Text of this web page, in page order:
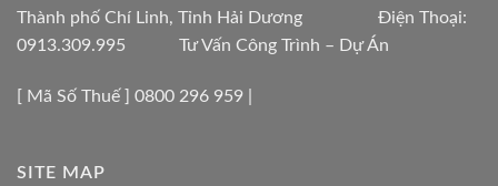
Thành phố Chí Linh, Tỉnh Hải Dương Điện Thoại:
0913.309.995 Tư Vấn Công Trình – Dự Án
[ Mã Số Thuế ] 0800 296 959 |
SITE MAP